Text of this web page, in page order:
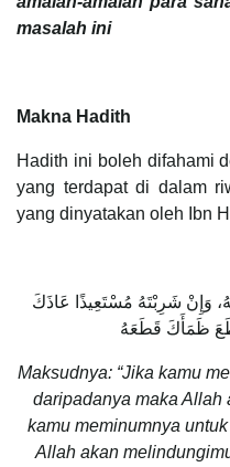
masalah ini
Makna Hadith
Hadith ini boleh difahami
yang terdapat di dalam
yang dinyatakan oleh Ibn
وَإِنْ شَرِبْتَهُ مُسْتَعِيذًا عَاذَكَ
ظَمَأَكَ قَطَعَهُ
Maksudnya: “Jika kamu
daripadanya maka Allah
kamu meminumnya
Allah akan